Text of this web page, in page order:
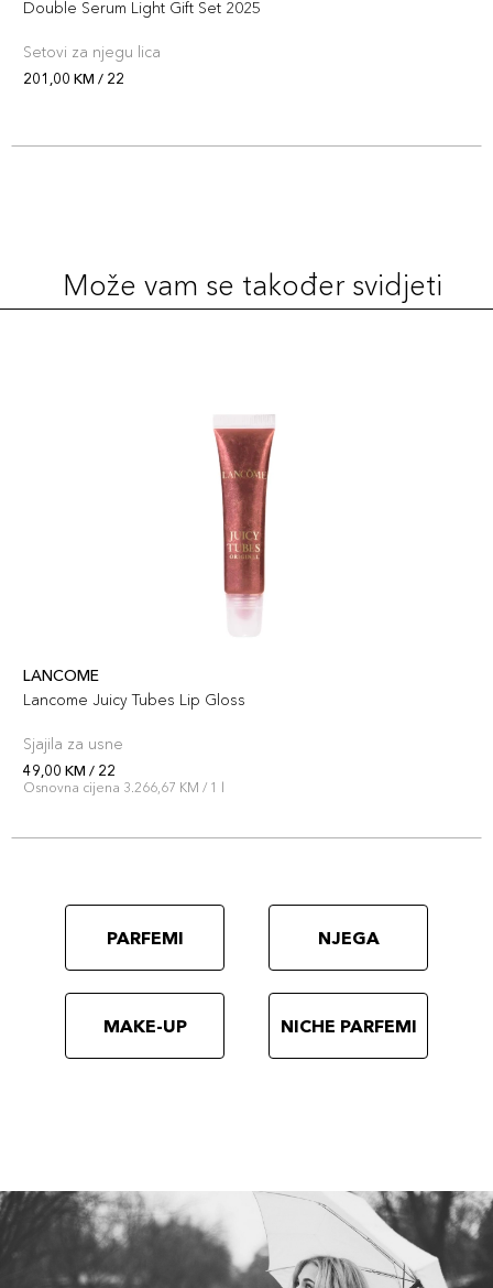
Double Serum Light Gift Set 2025
Setovi za njegu lica
201,00 KM / 22
Može vam se također svidjeti
LANCOME
Lancome Juicy Tubes Lip Gloss
Sjajila za usne
49,00 KM / 22
Osnovna cijena 3.266,67 KM / 1 l
PARFEMI NJEGA
MAKE-UP NICHE PARFEMI